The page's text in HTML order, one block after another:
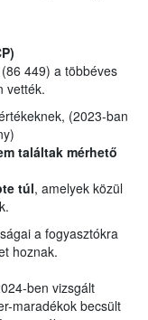
449) a többéves
vették.
(2023-ban
találtak mérhető
túl, amelyek közül
a fogyasztókra
hoznak.
ben vizsgált
maradékok becsült